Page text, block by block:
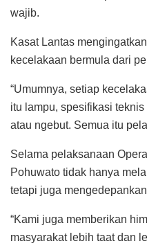
wajib.
Kasat Lantas
kecelakaan bermula dari
“Umumnya, setiap
itu lampu, spesifikasi
atau ngebut. Semua itu
Selama pelaksanaan
Pohuwato tidak hanya
tetapi juga
“Kami juga memberikan
masyarakat lebih taat dan